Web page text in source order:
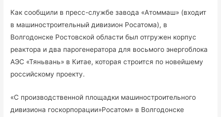
Как сообщили в пресс-службе завода «Атоммаш» (входит
в машиностроительный дивизион Росатома), в
Волгодонске Ростовской области был отгружен корпус
реактора и два парогенератора для восьмого энергоблока
АЭС «Тяньвань» в Китае, которая строится по новейшему
российскому проекту.
«С производственной площадки машиностроительного
дивизиона госкорпорации»Росатом» в Волгодонске